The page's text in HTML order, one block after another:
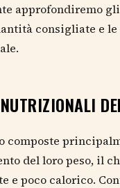
approfondiremo
consigliate e
composte
del loro peso, il
e poco calorico.